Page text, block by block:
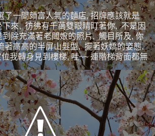
了一間頗富人氣的麵店, 招牌應該就是
下來, 彷彿有千萬雙眼睛盯著你, 不是因
除充滿著老闆娘的照片, 觸目所及, 你
著高高的半屏山髮型, 擺著妖嬌的姿態,
我轉身見到樓梯, 哇~~ 連階梯背面都無